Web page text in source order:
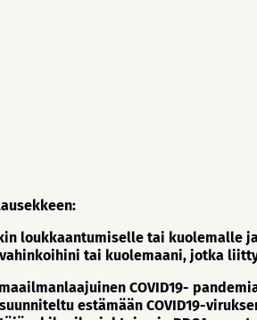
loukkaantumiselle tai
tai kuolemaani, jotka
COVID19-
estämään COVID19-